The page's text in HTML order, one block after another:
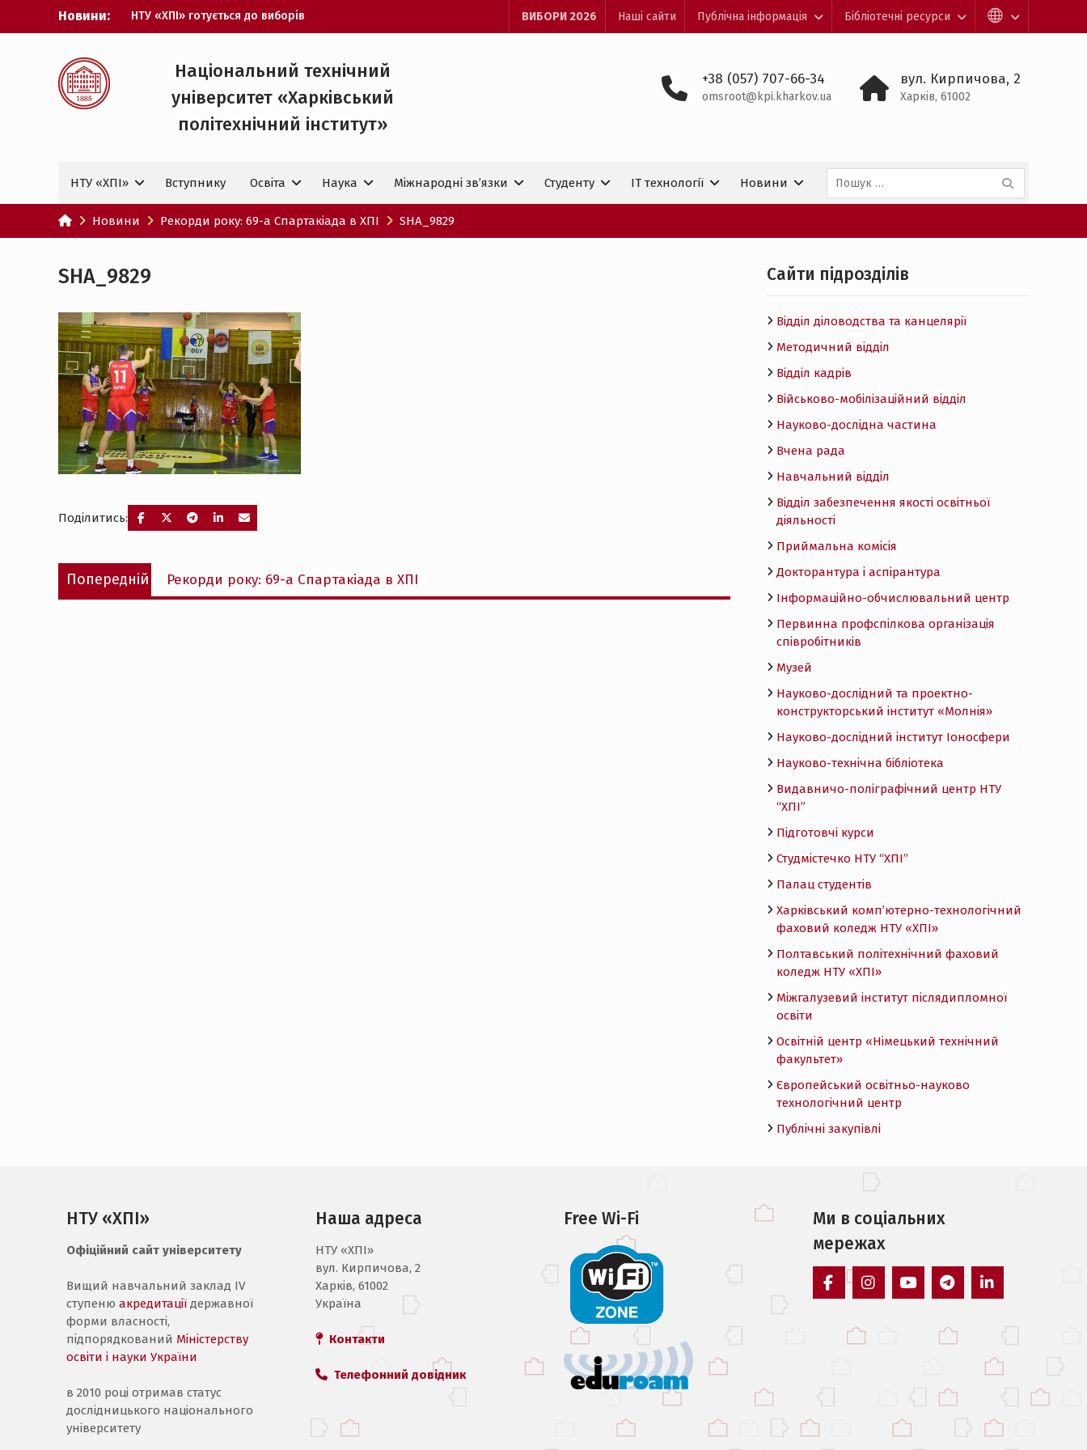
Новини:
НТУ «ХПІ» готується до виборів
ректора
Всеукраїнський фестиваль «Червона
ХПІ уклав угоду про партнерство з
ДержНДІ технологій кібербезпеки
Випускник ХПІ став
У Верховній Раді за участю ХПІ
обговорили перспективи українсько-
іспанського технологічного
партнерства
ВИБОРИ 2026 Наші сайти Публічна інформація Бібліотечні ресурси
Національний технічний
університет «Харківський
політехнічний iнститут»
+38 (057) 707-66-34
omsroot@kpi.kharkov.ua
вул. Кирпичова, 2
Харків, 61002
НТУ «ХПІ» Вступнику Освіта Наука Міжнародні зв’язки Студенту IT технологiї Новини
Пошук:
Новини Рекорди року: 69-а Спартакіада в ХПІ SHA_9829
SHA_9829
Поділитись:
Навігація
записів
Попередній
Попередній
запис:
Рекорди року: 69-а Спартакіада в ХПІ
Cайти підрозділів
Відділ діловодства та канцелярії
Методичний відділ
Відділ кадрів
Військово-мобілізаційний відділ
Науково-дослідна частина
Вчена рада
Навчальний відділ
Відділ забезпечення якості освітньої
діяльності
Приймальна комісія
Докторантура і аспірантура
Інформаційно-обчислювальний центр
Первинна профспілкова організація
співробітників
Музей
Науково-дослідний та проектно-
конструкторський інститут «Молнія»
Науково-дослідний інститут Іоносфери
Науково-технічна бібліотека
Видавничо-поліграфічний центр НТУ
“ХПІ”
Підготовчі курси
Студмістечко НТУ “ХПІ”
Палац студентів
Харківський комп’ютерно-технологічний
фаховий коледж НТУ «ХПI»
Полтавський політехнічний фаховий
коледж НТУ «ХПI»
Міжгалузевий інститут післядипломної
освіти
Освітній центр «Німецький технічний
факультет»
Європейський освітньо-науково
технологічний центр
Публічні закупівлі
НТУ «ХПІ»
Офіційний сайт університету
Вищий навчальний заклад IV
ступеню акредитації державної
форми власності,
підпорядкований Міністерству
освіти і науки України
в 2010 році отримав статус
дослідницького національного
університету
Наша адреса
НТУ «ХПI»
вул. Кирпичова, 2
Харків, 61002
Україна
Контакти
Телефонний довідник
Free Wi-Fi
Ми в соцiальних
мережах